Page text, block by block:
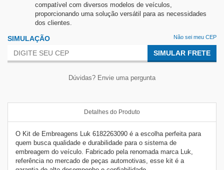
compatível com diversos modelos de veículos,
proporcionando uma solução versátil para as necessidades
dos clientes.
SIMULAÇÃO Não sei meu CEP
SIMULAR FRETE
Dúvidas? Envie uma pergunta
Detalhes do Produto
O Kit de Embreagens Luk 6182263090 é a escolha perfeita para
quem busca qualidade e durabilidade para o sistema de
embreagem do veículo. Fabricado pela renomada marca Luk,
referência no mercado de peças automotivas, esse kit é a